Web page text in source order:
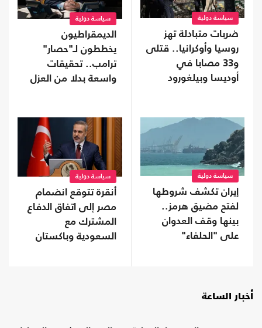
سياسة دولية
ضربات متبادلة تهز
روسيا وأوكرانيا.. قتلى
و33 مصابا في
أوديسا وبيلغورود
سياسة دولية
الديمقراطيون
يخططون لـ"حصار"
ترامب.. تحقيقات
واسعة بدلا من العزل
سياسة دولية
إيران تكشف شروطها
لفتح مضيق هرمز..
بينها وقف العدوان
على "الحلفاء"
سياسة دولية
أنقرة تتوقع انضمام
مصر إلى اتفاق الدفاع
المشترك مع
السعودية وباكستان
أخبار الساعة